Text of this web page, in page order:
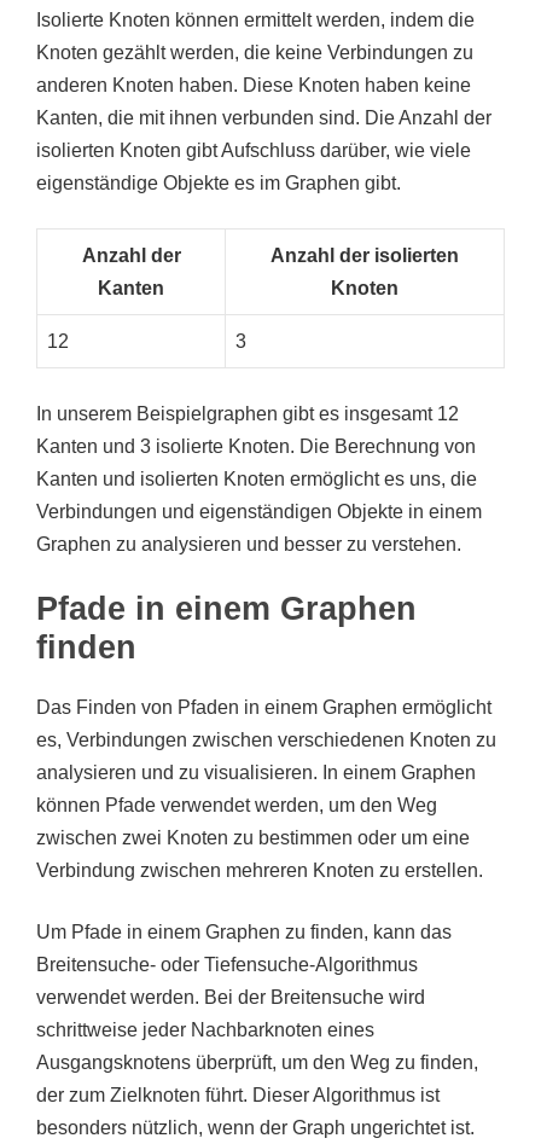
Isolierte Knoten können ermittelt werden, indem die
Knoten gezählt werden, die keine Verbindungen zu
anderen Knoten haben. Diese Knoten haben keine
Kanten, die mit ihnen verbunden sind. Die Anzahl der
isolierten Knoten gibt Aufschluss darüber, wie viele
eigenständige Objekte es im Graphen gibt.
Anzahl der
Kanten
Anzahl der isolierten
Knoten
12 3
In unserem Beispielgraphen gibt es insgesamt 12
Kanten und 3 isolierte Knoten. Die Berechnung von
Kanten und isolierten Knoten ermöglicht es uns, die
Verbindungen und eigenständigen Objekte in einem
Graphen zu analysieren und besser zu verstehen.
Pfade in einem Graphen
finden
Das Finden von Pfaden in einem Graphen ermöglicht
es, Verbindungen zwischen verschiedenen Knoten zu
analysieren und zu visualisieren. In einem Graphen
können Pfade verwendet werden, um den Weg
zwischen zwei Knoten zu bestimmen oder um eine
Verbindung zwischen mehreren Knoten zu erstellen.
Um Pfade in einem Graphen zu finden, kann das
Breitensuche- oder Tiefensuche-Algorithmus
verwendet werden. Bei der Breitensuche wird
schrittweise jeder Nachbarknoten eines
Ausgangsknotens überprüft, um den Weg zu finden,
der zum Zielknoten führt. Dieser Algorithmus ist
besonders nützlich, wenn der Graph ungerichtet ist.